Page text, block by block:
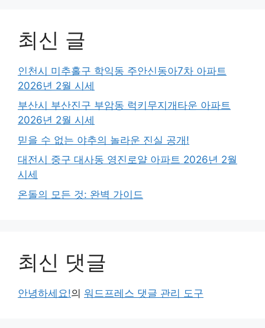
최신 글
인천시 미추홀구 학익동 주안신동아7차 아파트
2026년 2월 시세
부산시 부산진구 부암동 럭키무지개타운 아파트
2026년 2월 시세
믿을 수 없는 야추의 놀라운 진실 공개!
대전시 중구 대사동 영진로얄 아파트 2026년 2월
시세
온돌의 모든 것: 완벽 가이드
최신 댓글
안녕하세요!의 워드프레스 댓글 관리 도구